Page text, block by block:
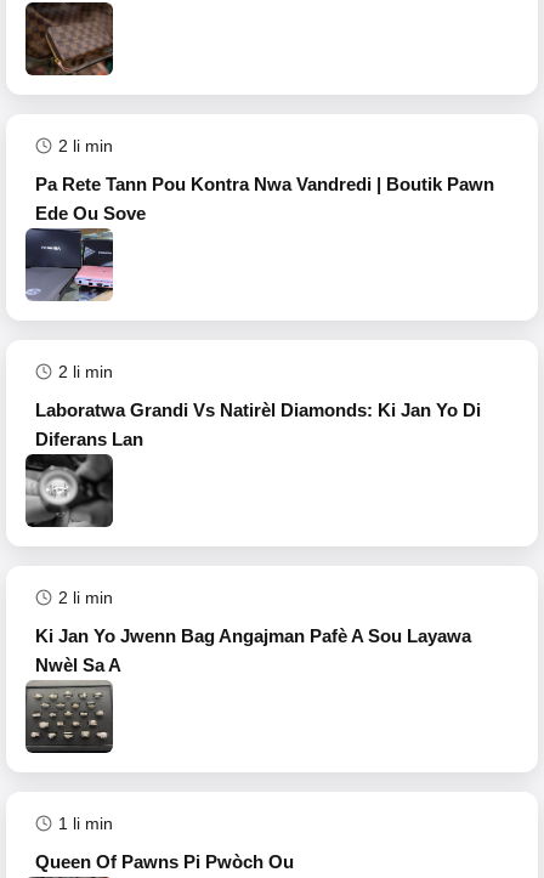
2 li min
Pa Rete Tann Pou Kontra Nwa Vandredi | Boutik Pawn
Ede Ou Sove
2 li min
Laboratwa Grandi Vs Natirèl Diamonds: Ki Jan Yo Di
Diferans Lan
2 li min
Ki Jan Yo Jwenn Bag Angajman Pafè A Sou Layawa
Nwèl Sa A
1 li min
Queen Of Pawns Pi Pwòch Ou